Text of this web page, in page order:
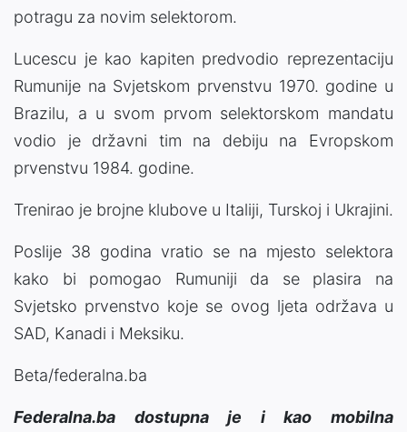
potragu za novim selektorom.
Lucescu je kao kapiten predvodio reprezentaciju
Rumunije na Svjetskom prvenstvu 1970. godine u
Brazilu, a u svom prvom selektorskom mandatu
vodio je državni tim na debiju na Evropskom
prvenstvu 1984. godine.
Trenirao je brojne klubove u Italiji, Turskoj i Ukrajini.
Poslije 38 godina vratio se na mjesto selektora
kako bi pomogao Rumuniji da se plasira na
Svjetsko prvenstvo koje se ovog ljeta održava u
SAD, Kanadi i Meksiku.
Beta/federalna.ba
Federalna.ba dostupna je i kao mobilna